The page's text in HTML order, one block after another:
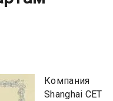
Компания
Shanghai CET